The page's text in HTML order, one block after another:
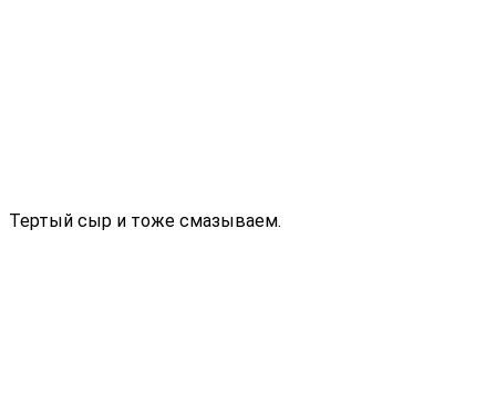
Тертый сыр и тоже смазываем.